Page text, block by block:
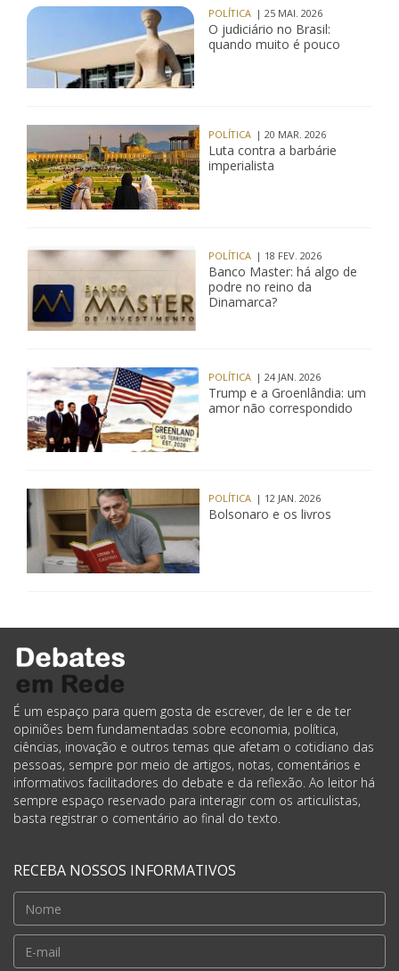
POLÍTICA | 25 MAI. 2026
O judiciário no Brasil:
quando muito é pouco
POLÍTICA | 20 MAR. 2026
Luta contra a barbárie
imperialista
POLÍTICA | 18 FEV. 2026
Banco Master: há algo de
podre no reino da
Dinamarca?
POLÍTICA | 24 JAN. 2026
Trump e a Groenlândia: um
amor não correspondido
POLÍTICA | 12 JAN. 2026
Bolsonaro e os livros
É um espaço para quem gosta de escrever, de ler e de ter
opiniões bem fundamentadas sobre economia, política,
ciências, inovação e outros temas que afetam o cotidiano das
pessoas, sempre por meio de artigos, notas, comentários e
informativos facilitadores do debate e da reflexão. Ao leitor há
sempre espaço reservado para interagir com os articulistas,
basta registrar o comentário ao final do texto.
RECEBA NOSSOS INFORMATIVOS